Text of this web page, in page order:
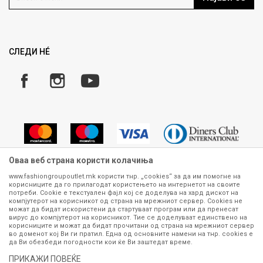
Замена и рефундација на производи
Плаќање
СЛЕДИ НÉ
Сите информации околу производите кои се изложени на нашата
онлајн продавница се стремиме да бидат конкретни, точни и прецизни,
меѓутоа не можеме да гарантираме дека се без ниту една грешка или
пак дека сите производи во моментот се достапни на залиха.
Фотографиите се најверодостојниот приказ на производот. Доколку
дојде до потреба за замена на производ или рефундација, процедурата
контактирајте не на телефонскиот број 070 275 363 или на е-
Оваа веб страна користи колачиња
www.fashiongroupoutlet.mk користи тнр. „cookies“ за да им помогне на
корисниците да го прилагодат користењето на интернетот на своите
потреби. Cookie е текстуален фајл кој се доделува на хард дискот на
компјутерот на корисникот од страна на мрежниот сервер. Cookies не
можат да бидат искористени да стартуваат програм или да пренесат
вирус до компјутерот на корисникот. Тие се доделуваат единствено на
корисниците и можат да бидат прочитани од страна на мрежниот сервер
во доменот кој Ви ги пратил. Една од основните намени на тнр. сookies е
да Ви обезбеди погодности кои ќе Ви заштедат време.
ПРИКАЖИ ПОВЕЌЕ